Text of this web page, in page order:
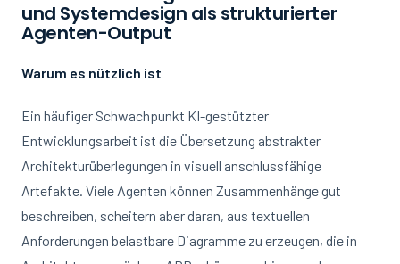
und Systemdesign als strukturierter
Agenten-Output
Warum es nützlich ist
Ein häufiger Schwachpunkt KI-gestützter
Entwicklungsarbeit ist die Übersetzung abstrakter
Architekturüberlegungen in visuell anschlussfähige
Artefakte. Viele Agenten können Zusammenhänge gut
beschreiben, scheitern aber daran, aus textuellen
Anforderungen belastbare Diagramme zu erzeugen, die in